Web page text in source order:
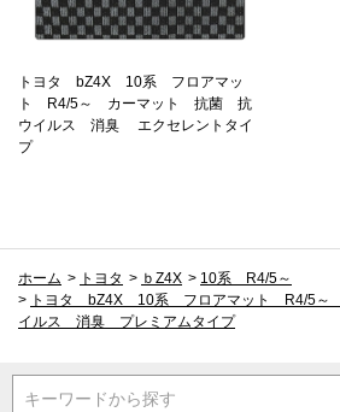
トヨタ bZ4X 10系 フロアマッ
ト R4/5～ カーマット 抗菌 抗
ウイルス 消臭 エクセレントタイ
プ
ホーム > トヨタ > ｂZ4X > 10系 R4/5～
> トヨタ bZ4X 10系 フロアマット R4/5
イルス 消臭 プレミアムタイプ
キーワードから探す